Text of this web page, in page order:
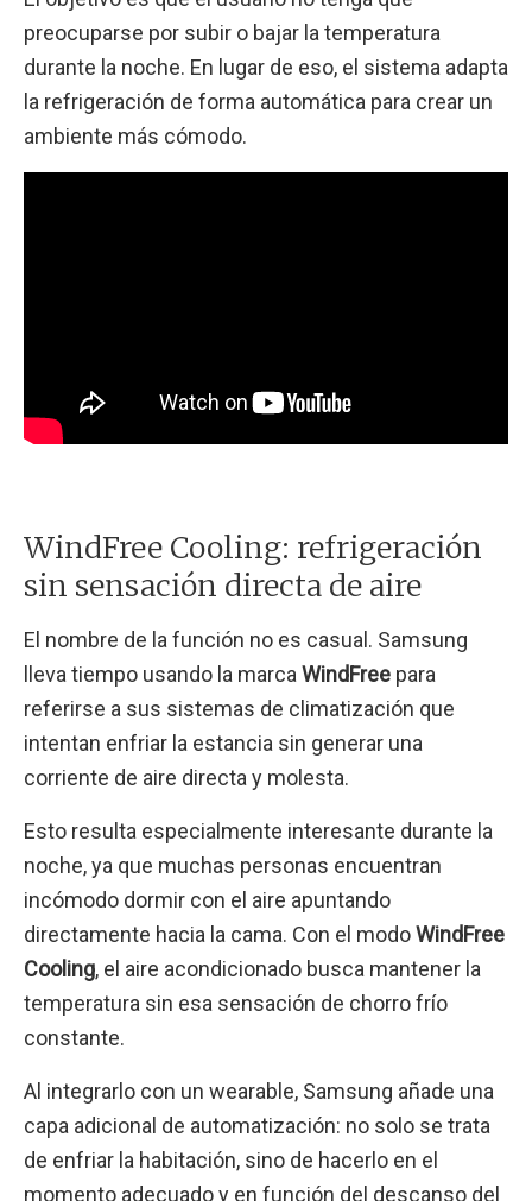
preocuparse por subir o bajar la temperatura
durante la noche. En lugar de eso, el sistema adapta
la refrigeración de forma automática para crear un
ambiente más cómodo.
WindFree Cooling: refrigeración
sin sensación directa de aire
El nombre de la función no es casual. Samsung
lleva tiempo usando la marca WindFree para
referirse a sus sistemas de climatización que
intentan enfriar la estancia sin generar una
corriente de aire directa y molesta.
Esto resulta especialmente interesante durante la
noche, ya que muchas personas encuentran
incómodo dormir con el aire apuntando
directamente hacia la cama. Con el modoWindFree
Cooling, el aire acondicionado busca mantener la
temperatura sin esa sensación de chorro frío
constante.
Al integrarlo con un wearable, Samsung añade una
capa adicional de automatización: no solo se trata
de enfriar la habitación, sino de hacerlo en el
momento adecuado y en función del descanso del